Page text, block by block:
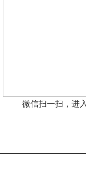
微信扫一扫，进